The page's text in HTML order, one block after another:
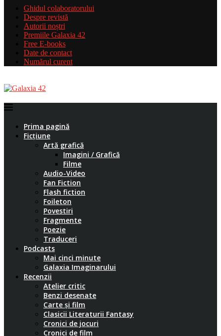
Ghidul colaboratorului
Despre revistă
Autorii noștri
Premiile Galaxia 42
Free E-books
Date de contact
Numărul curent
Prima pagină
Ficțiune
Artă grafică
Imagini / Grafică
Filme
Audio-Video
Fan Fiction
Flash fiction
Foileton
Povestiri
Fragmente
Poezie
Traduceri
Podcasts
Mai cinci minute
Galaxia Imaginarului
Recenzii
Atelier critic
Benzi desenate
Carte și film
Clasicii Literaturii Fantasy
Cronici de jocuri
Cronici de film